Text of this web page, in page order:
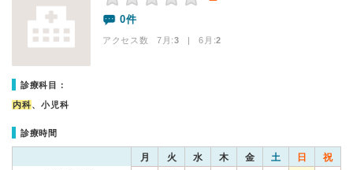
0件
アクセス数 7月:3 | 6月:2
診療科目：
内科、小児科
診療時間
月 火 水 木 金 土 日 祝